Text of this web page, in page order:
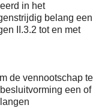
in het
belang een
II.3.2 tot en met
de vennootschap te
een of